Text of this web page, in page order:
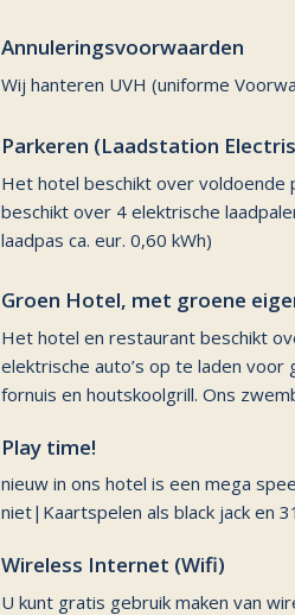
Annuleringsvoorwaarden
Wij hanteren UVH (uniforme
Parkeren (Laadstation
Het hotel beschikt over voldoende
beschikt over 4 elektrische
laadpas ca. eur. 0,60 kWh)
Groen Hotel, met groene
Het hotel en restaurant beschikt
elektrische auto’s op te laden
fornuis en houtskoolgrill. Ons
Play time!
nieuw in ons hotel is een mega
niet|Kaartspelen als black jack en
Wireless Internet (Wifi)
U kunt gratis gebruik maken van